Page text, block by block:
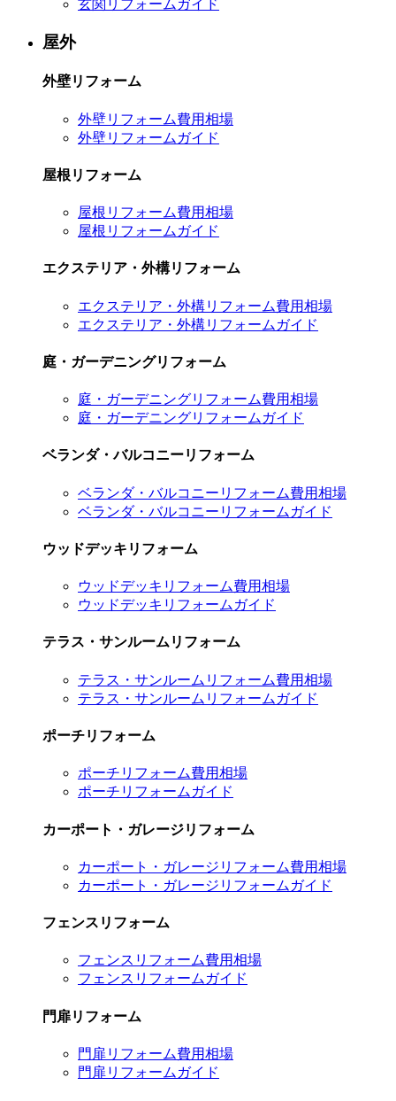
玄関リフォームガイド
屋外
外壁リフォーム
外壁リフォーム費用相場
外壁リフォームガイド
屋根リフォーム
屋根リフォーム費用相場
屋根リフォームガイド
エクステリア・外構リフォーム
エクステリア・外構リフォーム費用相場
エクステリア・外構リフォームガイド
庭・ガーデニングリフォーム
庭・ガーデニングリフォーム費用相場
庭・ガーデニングリフォームガイド
ベランダ・バルコニーリフォーム
ベランダ・バルコニーリフォーム費用相場
ベランダ・バルコニーリフォームガイド
ウッドデッキリフォーム
ウッドデッキリフォーム費用相場
ウッドデッキリフォームガイド
テラス・サンルームリフォーム
テラス・サンルームリフォーム費用相場
テラス・サンルームリフォームガイド
ポーチリフォーム
ポーチリフォーム費用相場
ポーチリフォームガイド
カーポート・ガレージリフォーム
カーポート・ガレージリフォーム費用相場
カーポート・ガレージリフォームガイド
フェンスリフォーム
フェンスリフォーム費用相場
フェンスリフォームガイド
門扉リフォーム
門扉リフォーム費用相場
門扉リフォームガイド